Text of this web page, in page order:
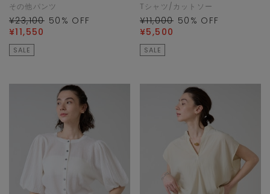
その他パンツ
¥23,100 50 % OFF
¥11,550
SALE
Tシャツ/カットソー
¥11,000 50 % OFF
¥5,500
SALE